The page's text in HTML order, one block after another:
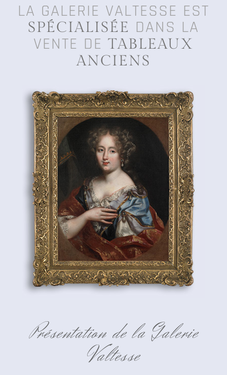
LA GALERIE VALTESSE EST
SPÉCIALISÉE DANS LA
VENTE DE TABLEAUX
ANCIENS
Présentation de la Galerie
Valtesse